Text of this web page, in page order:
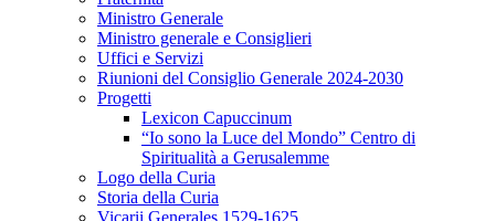
Ministro Generale
Ministro generale e Consiglieri
Uffici e Servizi
Riunioni del Consiglio Generale 2024-2030
Progetti
Lexicon Capuccinum
“Io sono la Luce del Mondo” Centro di
Spiritualità a Gerusalemme
Logo della Curia
Storia della Curia
Vicarii Generales 1529-1625